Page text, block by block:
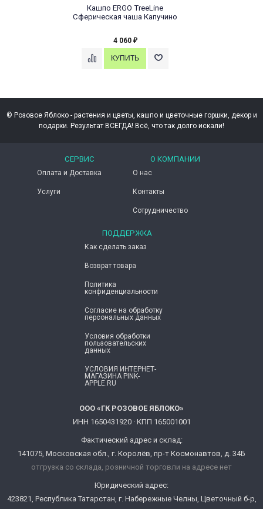
Кашпо ERGO TreeLine
Сферическая чаша Капучино
4 060 ₽
© Розовое Яблоко - растения и цветы, кашпо и цветочные горшки, декор и
подарки. Результат ВСЕГДА! Всё, что так долго искали!
СЕРВИС
Оплата и Доставка
Услуги
О КОМПАНИИ
О нас
Контакты
Сотрудничество
ПОДДЕРЖКА
Как сделать заказ
Возврат товара
Политика
конфиденциальности
Согласие ​на обработку
персональных данных
Условия обработки
пользовательских
данных
УСЛОВИЯ ИНТЕРНЕТ-
МАГАЗИНА PINK-
APPLE.RU
ООО «ГК РОЗОВОЕ ЯБЛОКО»
ИНН 1650431920 · КПП 165001001
Фактический адрес и склад:
141075, Московская обл., г. Королёв, пр-т Космонавтов, д. 34Б
отгрузка со склада, розничной торговли на адресе нет
Юридический адрес:
423821, Республика Татарстан, г. Набережные Челны, Цветочный б-р,